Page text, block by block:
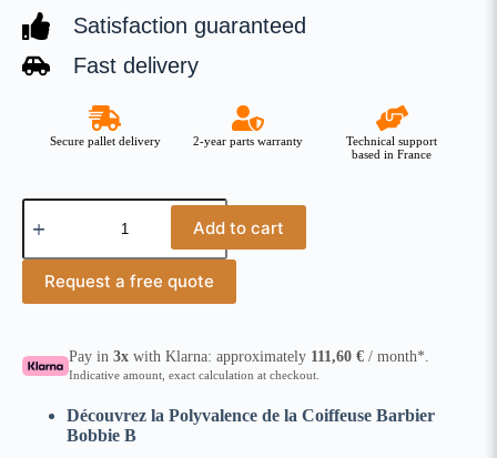
Satisfaction guaranteed
Fast delivery
Secure pallet delivery 2-year parts warranty
Technical support
based in France
Add to cart
Request a free quote
Pay in3x with Klarna: approximately 111,60€ / month*.
Indicative amount, exact calculation at checkout.
Découvrez la Polyvalence de la Coiffeuse Barbier
Bobbie B